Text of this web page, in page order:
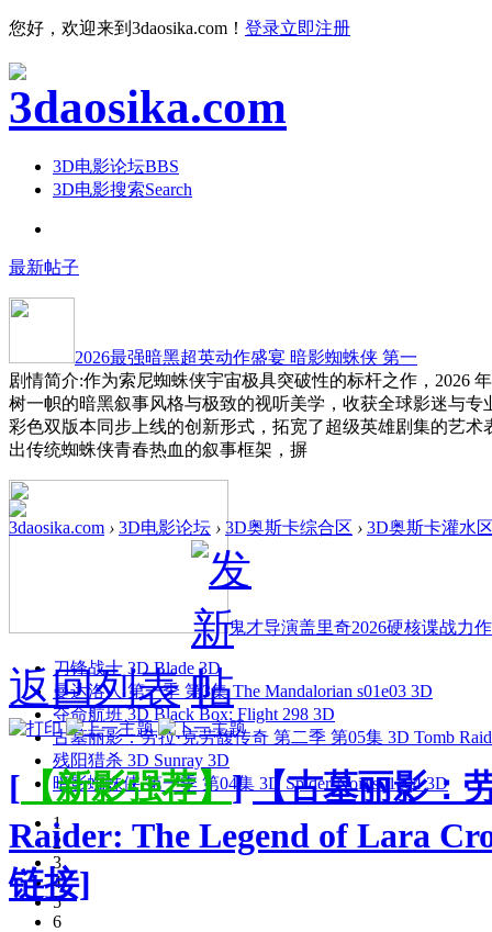
您好，欢迎来到3daosika.com！ 登录立即注册
3D电影论坛BBS
3D电影搜索Search
最新帖子
2026最强暗黑超英动作盛宴 暗影蜘蛛侠 第一
剧情简介:作为索尼蜘蛛侠宇宙极具突破性的标杆之作，2026
树一帜的暗黑叙事风格与极致的视听美学，收获全球影迷与
彩色双版本同步上线的创新形式，拓宽了超级英雄剧集的艺
出传统蜘蛛侠青春热血的叙事框架，摒
鬼才导演盖里奇2026硬核谍战力
刀锋战士 3D Blade 3D
曼达洛人 第一季 第3集 The Mandalorian s01e03 3D
夺命航班 3D Black Box: Flight 298 3D
古墓丽影：劳拉·克劳馥传奇 第二季 第05集 3D Tomb
残阳猎杀 3D Sunray 3D
暗影蜘蛛侠 第一季 第04集 3D Spider-Noir s01e04 3D
1
2
3
4
5
6
3daosika.com › 3D电影论坛 › 3D奥斯卡综合区 › 3D奥斯卡灌水
返回列表
[ 【新影强荐】] 【古墓丽影：
Raider: The Legend of Lara
链接]